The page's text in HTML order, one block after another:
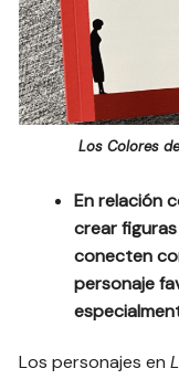
Los Colores
En relación
crear
conecten
personaje
Los personajes en